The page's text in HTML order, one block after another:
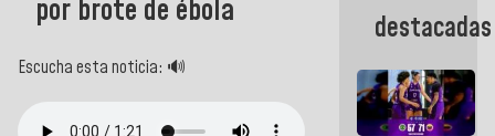
por brote de ébola
Escucha esta noticia: 🔊
destacadas